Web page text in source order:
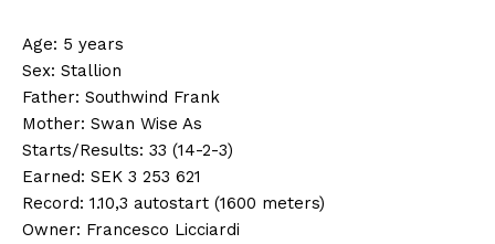
Age: 5 years
Sex: Stallion
Father: Southwind Frank
Mother: Swan Wise As
Starts/Results: 33 (14-2-3)
Earned: SEK 3 253 621
Record: 1.10,3 autostart (1600 meters)
Owner: Francesco Licciardi